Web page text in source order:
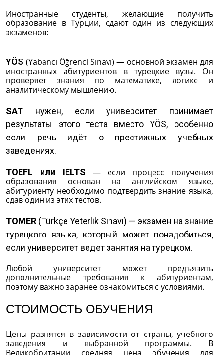
Иностранные студенты, желающие получить
образование в Турции, сдают один из следующих
экзаменов:
YÖS (Yabancı Öğrenci Sınavı) — основной экзамен для
иностранных абитуриентов в турецкие вузы. Он
проверяет знания по математике, логике и
аналитическому мышлению.
SAT нужен, если университет принимает
результаты этого теста вместо YÖS, особенно
если речь идёт о престижных учебных
заведениях.
TOEFL или IELTS — если процесс получения
образования основан на английском языке,
абитуриенту необходимо подтвердить знание языка,
сдав один из этих тестов.
TÖMER (Türkçe Yeterlik Sınavı) — экзамен на знание
турецкого языка, который может понадобиться,
если университет ведет занятия на турецком.
Любой университет может предъявить
дополнительные требования к абитуриентам,
поэтому важно заранее ознакомиться с условиями.
СТОИМОСТЬ ОБУЧЕНИЯ
Цены разнятся в зависимости от страны, учебного
заведения и выбранной программы. В
Великобритании средняя цена обучения для